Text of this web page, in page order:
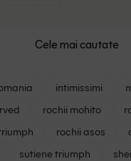
Cele mai cautate
intimissimi
rochii mohito
rochii asos
sutiene triumph